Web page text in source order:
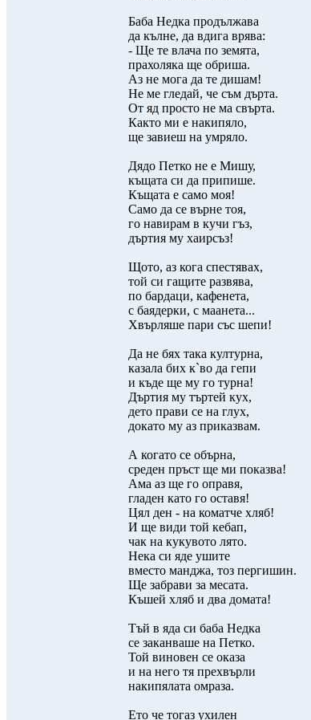
Баба Недка продължава
да кълне, да вдига врява:
- Ще те влача по земята,
прахоляка ще обриша.
Аз не мога да те дишам!
Не ме гледай, че съм дърта.
От яд просто не ма свърта.
Както ми е накипяло,
ще завиеш на умряло.
Дядо Петко не е Мишу,
къщата си да припише.
Къщата е само моя!
Само да се върне тоя,
го навирам в кучи гъз,
дъртия му хаирсъз!
Щото, аз кога спестявах,
той си гащите развява,
по бардаци, кафенета,
с баядерки, с маанета...
Хвърляше пари със шепи!
Да не бях така културна,
казала бих к`во да гепи
и къде ще му го турна!
Дъртия му търтей кух,
дето прави се на глух,
докато му аз приказвам.
А когато се обърна,
среден пръст ще ми показва!
Ама аз ще го оправя,
гладен като го оставя!
Цял ден - на коматче хляб!
И ще види той кебап,
чак на кукувото лято.
Нека си яде ушите
вместо манджа, тоз пергишин.
Ще забрави за месата.
Къшей хляб и два домата!
Тъй в яда си баба Недка
се заканваше на Петко.
Той виновен се оказа
и на него тя прехвърли
накипялата омраза.
Ето че тогаз ухилен